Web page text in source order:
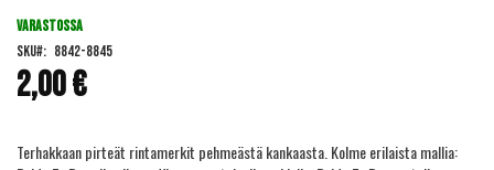
beginning
the
images
gallery
2,00 €
VARASTOSSA
SKU
8842-8845
Terhakkaan pirteät rintamerkit pehmeästä kankaasta. Kolme erilaista mallia: